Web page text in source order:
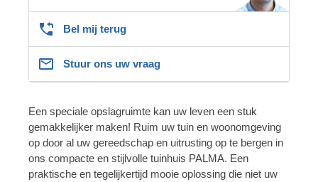
Bel mij terug
Stuur ons uw vraag
Een speciale opslagruimte kan uw leven een stuk
gemakkelijker maken! Ruim uw tuin en woonomgeving
op door al uw gereedschap en uitrusting op te bergen in
ons compacte en stijlvolle tuinhuis PALMA. Een
praktische en tegelijkertijd mooie oplossing die niet uw